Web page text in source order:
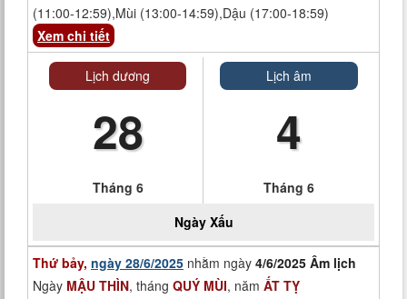
(11:00-12:59),Mùi (13:00-14:59),Dậu (17:00-18:59)
Xem chi tiết
Lịch dương
28
Tháng 6
Lịch âm
4
Tháng 6
Ngày Xấu
Thứ bảy, ngày 28/6/2025 nhằm ngày 4/6/2025 Âm lịch
Ngày MẬU THÌN, tháng QUÝ MÙI, năm ẤT TỴ